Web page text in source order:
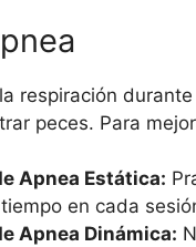
respiración
peces. Para
Apnea Estática:
en cada
Apnea Dinámica: